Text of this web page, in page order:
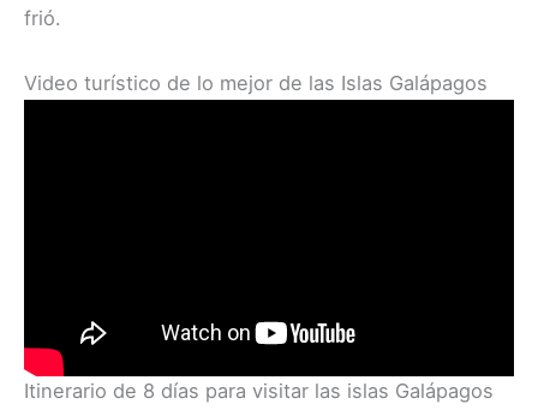
frió.
Video turístico de lo mejor de las Islas Galápagos
Itinerario de 8 días para visitar las islas Galápagos